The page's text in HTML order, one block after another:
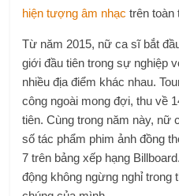
hiện tượng âm nhạc trên toàn
Từ năm 2015, nữ ca sĩ bắt
giới đầu tiên trong sự nghiệp
nhiều địa điểm khác nhau.
công ngoài mong đợi, thu về
tiên. Cùng trong năm này, nữ
số tác phẩm phim ảnh đồng
7 trên bảng xếp hạng
động không ngừng nghỉ trong